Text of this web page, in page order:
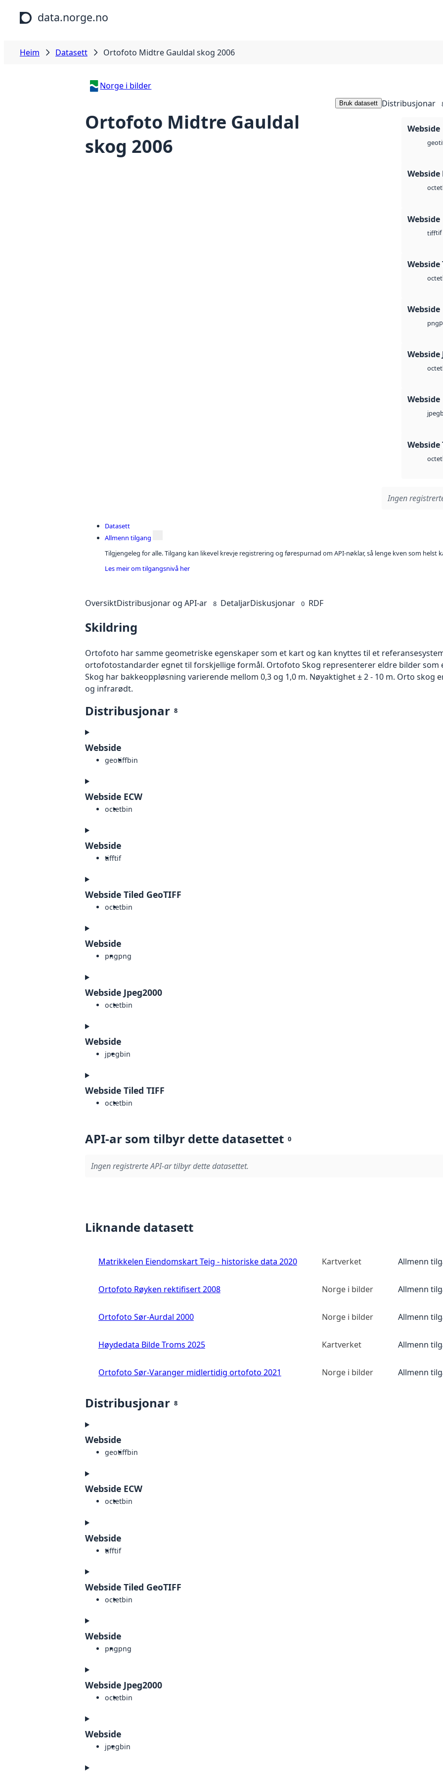
Hopp til hovudinnhald
data.norge.no
Heim Datasett Ortofoto Midtre Gauldal skog 2006
Norge i bilder
Ortofoto Midtre Gauldal
skog 2006
Bruk datasett Distribusjonar
Webside
Webside
octet
Webside
tifftif
Webside
octet
Webside
png
Webside
octet
Webside
jpeg
Webside
octet
Ingen
Datasett
Allmenn tilgang
Tilgjengeleg for alle. Tilgang kan likevel krevje registrering og førespurnad om API-nøklar, så lenge kven som helst
Les meir om tilgangsnivå her
OversiktDistribusjonar og API-ar 8 DetaljarDiskusjonar 0 RDF
Skildring
Ortofoto har samme geometriske egenskaper som et kart og kan knyttes til et
ortofotostandarder egnet til forskjellige formål. Ortofoto Skog representerer eldre bilder som
Skog har bakkeoppløsning varierende mellom 0,3 og 1,0 m. Nøyaktighet ± 2 - 10 m. Orto
og infrarødt.
Distribusjonar 8
Webside
geotiffbin
Webside ECW
octetbin
Webside
tifftif
Webside Tiled GeoTIFF
octetbin
Webside
pngpng
Webside Jpeg2000
octetbin
Webside
jpegbin
Webside Tiled TIFF
octetbin
API-ar som tilbyr dette datasettet 0
Ingen registrerte API-ar tilbyr dette datasettet.
Liknande datasett
Matrikkelen Eiendomskart Teig - historiske data 2020 Kartverket Allmenn
Ortofoto Røyken rektifisert 2008 Norge i bilder Allmenn
Ortofoto Sør-Aurdal 2000 Norge i bilder Allmenn
Høydedata Bilde Troms 2025 Kartverket Allmenn
Ortofoto Sør-Varanger midlertidig ortofoto 2021 Norge i bilder Allmenn
Distribusjonar 8
Webside
geotiffbin
Webside ECW
octetbin
Webside
tifftif
Webside Tiled GeoTIFF
octetbin
Webside
pngpng
Webside Jpeg2000
octetbin
Webside
jpegbin